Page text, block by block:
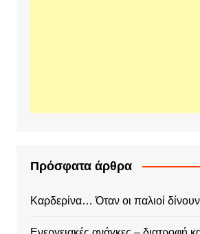
Πρόσφατα άρθρα
Καρδερίνα… Όταν οι παλιοί